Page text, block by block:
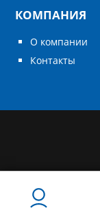
КОМПАНИЯ
О компании
Контакты
+7